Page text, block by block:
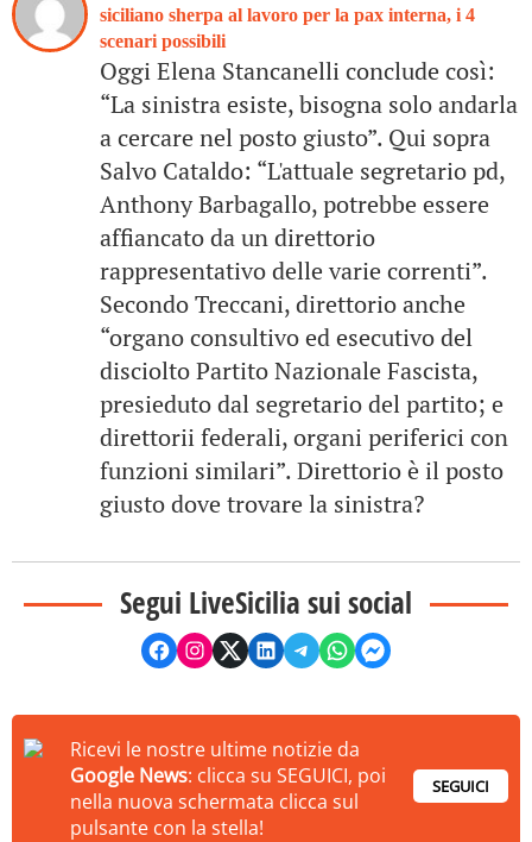
siciliano sherpa al lavoro per la pax interna, i 4
scenari possibili
Oggi Elena Stancanelli conclude così:
“La sinistra esiste, bisogna solo andarla
a cercare nel posto giusto”. Qui sopra
Salvo Cataldo: “L'attuale segretario pd,
Anthony Barbagallo, potrebbe essere
affiancato da un direttorio
rappresentativo delle varie correnti”.
Secondo Treccani, direttorio anche
“organo consultivo ed esecutivo del
disciolto Partito Nazionale Fascista,
presieduto dal segretario del partito; e
direttorii federali, organi periferici con
funzioni similari”. Direttorio è il posto
giusto dove trovare la sinistra?
Segui LiveSicilia sui social
Ricevi le nostre ultime notizie da
Google News: clicca su SEGUICI, poi
nella nuova schermata clicca sul
pulsante con la stella!
SEGUICI